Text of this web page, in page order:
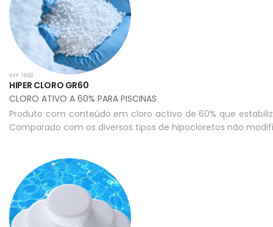
REF: 1662
HIPER CLORO GR60
CLORO ATIVO A 60% PARA PISCINAS
Produto com conteúdo em cloro activo de 60% que
Comparado com os diversos tipos de hipocloretos não